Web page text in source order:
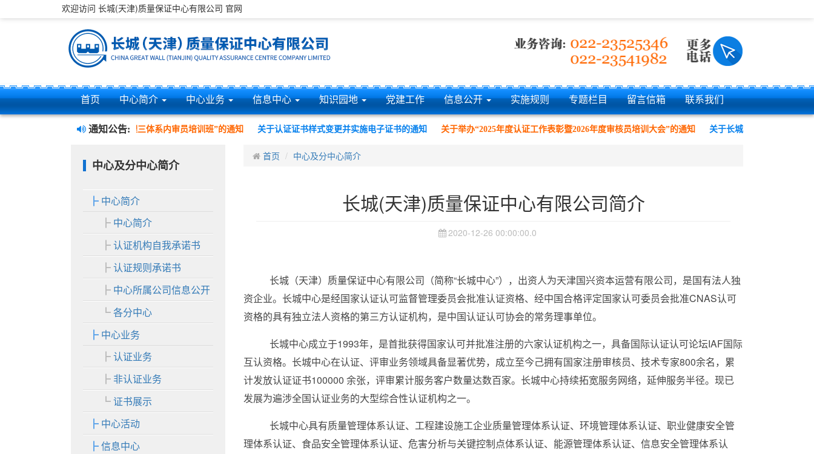
欢迎访问 长城(天津)质量保证中心有限公司 官网
首页 中心简介 中心业务 信息中心 知识园地 党建工作 信息公开 实施规则 专题栏目 留言信箱 联系我们
通知公告:
“质量、环境、职业健康安全管理三体系内审员培训班”的通知 关于认证证书样式变更并实施电子证书的通知 关于举办“2025年度认证工作表彰暨2026年度审核员培训大会”的通知 关于长城（天津）质量保证
中心及分中心简介
中心简介
中心简介
认证机构自我承诺书
认证规则承诺书
中心所属公司信息公开
各分中心
中心业务
认证业务
非认证业务
证书展示
中心活动
信息中心
首页 中心及分中心简介
长城(天津)质量保证中心有限公司简介
2020-12-26 00:00:00.0
长城（天津）质量保证中心有限公司（简称“长城中心”），出资人为天津国兴资本运营有限公司，是国有法人独
资企业。长城中心是经国家认证认可监督管理委员会批准认证资格、经中国合格评定国家认可委员会批准CNAS认可
资格的具有独立法人资格的第三方认证机构，是中国认证认可协会的常务理事单位。
长城中心成立于1993年，是首批获得国家认可并批准注册的六家认证机构之一，具备国际认证认可论坛IAF国际
互认资格。长城中心在认证、评审业务领域具备显著优势，成立至今己拥有国家注册审核员、技术专家800余名，累
计发放认证证书100000 余张，评审累计服务客户数量达数百家。长城中心持续拓宽服务网络，延伸服务半径。现已
发展为遍涉全国认证业务的大型综合性认证机构之一。
长城中心具有质量管理体系认证、工程建设施工企业质量管理体系认证、环境管理体系认证、职业健康安全管
理体系认证、食品安全管理体系认证、危害分析与关键控制点体系认证、能源管理体系认证、信息安全管理体系认